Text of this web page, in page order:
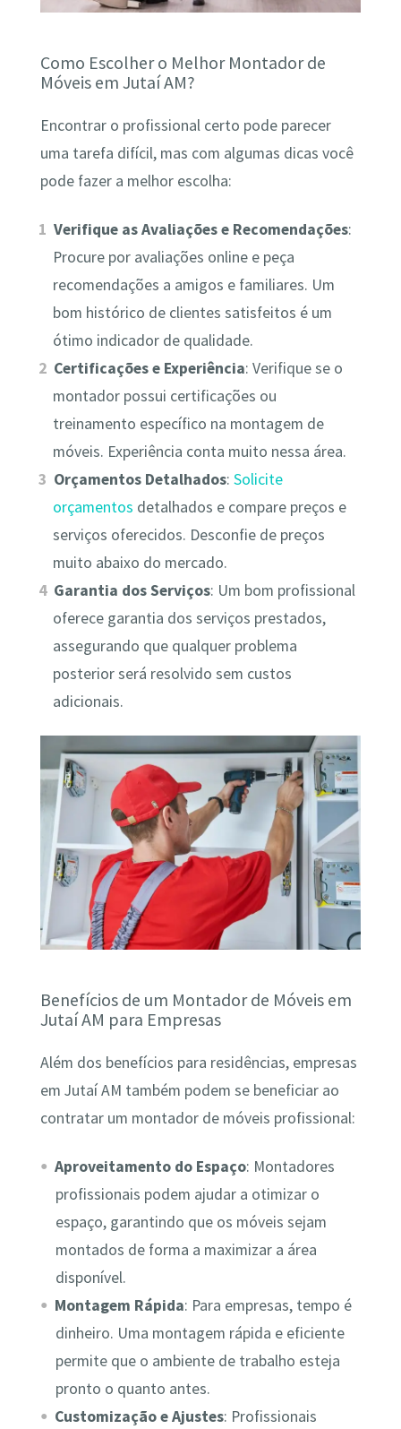
Como Escolher o Melhor Montador de
Móveis em Jutaí AM?
Encontrar o profissional certo pode parecer
uma tarefa difícil, mas com algumas dicas você
pode fazer a melhor escolha:
Verifique as Avaliações e Recomendações:
Procure por avaliações online e peça
recomendações a amigos e familiares. Um
bom histórico de clientes satisfeitos é um
ótimo indicador de qualidade.
Certificações e Experiência: Verifique se o
montador possui certificações ou
treinamento específico na montagem de
móveis. Experiência conta muito nessa área.
Orçamentos Detalhados:Solicite
orçamentos detalhados e compare preços e
serviços oferecidos. Desconfie de preços
muito abaixo do mercado.
Garantia dos Serviços: Um bom profissional
oferece garantia dos serviços prestados,
assegurando que qualquer problema
posterior será resolvido sem custos
adicionais.
Benefícios de um Montador de Móveis em
Jutaí AM para Empresas
Além dos benefícios para residências, empresas
em Jutaí AM também podem se beneficiar ao
contratar um montador de móveis profissional:
Aproveitamento do Espaço: Montadores
profissionais podem ajudar a otimizar o
espaço, garantindo que os móveis sejam
montados de forma a maximizar a área
disponível.
Montagem Rápida: Para empresas, tempo é
dinheiro. Uma montagem rápida e eficiente
permite que o ambiente de trabalho esteja
pronto o quanto antes.
Customização e Ajustes: Profissionais